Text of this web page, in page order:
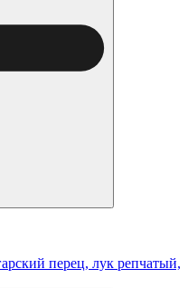
перец, лук репчатый,